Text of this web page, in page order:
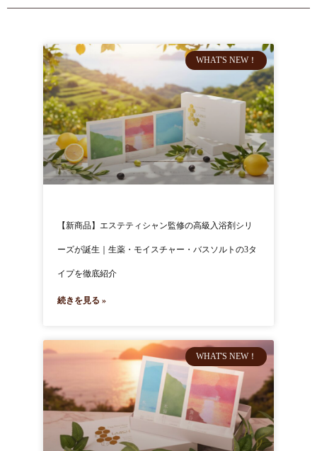
WHAT'S NEW！
【新商品】エステティシャン監修の高級入浴剤シリ
ーズが誕生｜生薬・モイスチャー・バスソルトの3タ
イプを徹底紹介
続きを見る »
WHAT'S NEW！